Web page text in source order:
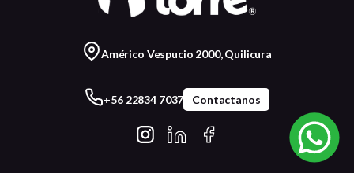
Américo Vespucio 2000, Quilicura
+56 22834 7037 Contactanos